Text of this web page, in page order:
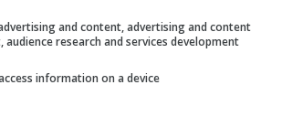
mbetet e përkushtuar ndaj
të aftësive ushtarake.
në një moment kur Shtetet e
and content, advertising and content
audience research and services development
information on a device